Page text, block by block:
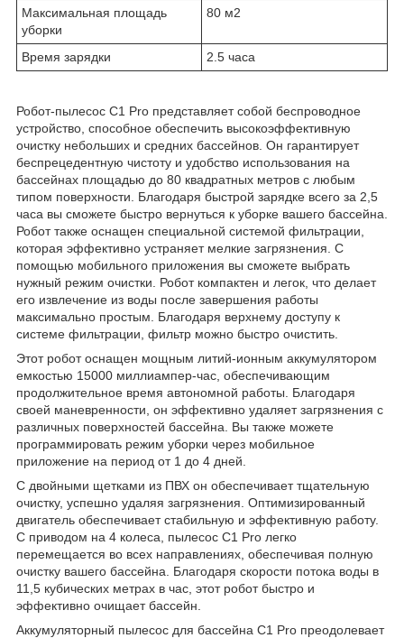
Максимальная площадь
уборки
80 м2
Время зарядки 2.5 часа
Робот-пылесос C1 Pro представляет собой беспроводное
устройство, способное обеспечить высокоэффективную
очистку небольших и средних бассейнов. Он гарантирует
беспрецедентную чистоту и удобство использования на
бассейнах площадью до 80 квадратных метров с любым
типом поверхности. Благодаря быстрой зарядке всего за 2,5
часа вы сможете быстро вернуться к уборке вашего бассейна.
Робот также оснащен специальной системой фильтрации,
которая эффективно устраняет мелкие загрязнения. С
помощью мобильного приложения вы сможете выбрать
нужный режим очистки. Робот компактен и легок, что делает
его извлечение из воды после завершения работы
максимально простым. Благодаря верхнему доступу к
системе фильтрации, фильтр можно быстро очистить.
Этот робот оснащен мощным литий-ионным аккумулятором
емкостью 15000 миллиампер-час, обеспечивающим
продолжительное время автономной работы. Благодаря
своей маневренности, он эффективно удаляет загрязнения с
различных поверхностей бассейна. Вы также можете
программировать режим уборки через мобильное
приложение на период от 1 до 4 дней.
С двойными щетками из ПВХ он обеспечивает тщательную
очистку, успешно удаляя загрязнения. Оптимизированный
двигатель обеспечивает стабильную и эффективную работу.
С приводом на 4 колеса, пылесос C1 Pro легко
перемещается во всех направлениях, обеспечивая полную
очистку вашего бассейна. Благодаря скорости потока воды в
11,5 кубических метрах в час, этот робот быстро и
эффективно очищает бассейн.
Аккумуляторный пылесос для бассейна C1 Pro преодолевает